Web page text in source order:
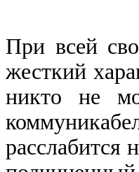
При всей
жесткий
никто не
расслабится